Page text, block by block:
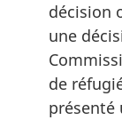
décision
une
de
présenté